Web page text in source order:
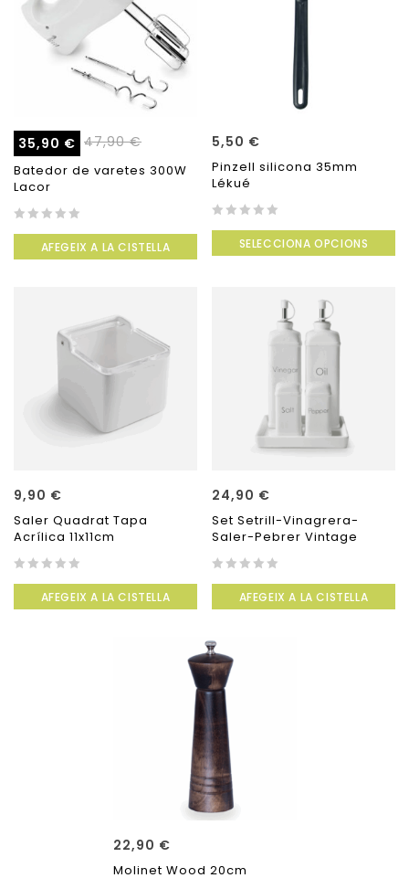
47,90€
35,90 €
Batedor de varetes 300W
Lacor
of
AFEGEIX A LA CISTELLA
5,50 €
Pinzell silicona 35mm
Lékué
of
SELECCIONA OPCIONS
9,90 €
Saler Quadrat Tapa
Acrílica 11x11cm
of
AFEGEIX A LA CISTELLA
24,90 €
Set Setrill-Vinagrera-
Saler-Pebrer Vintage
of
AFEGEIX A LA CISTELLA
22,90 €
Molinet Wood 20cm